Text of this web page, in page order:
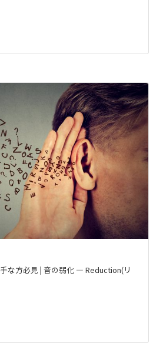
な方必見 | 音の弱化 ― Reduction(リ